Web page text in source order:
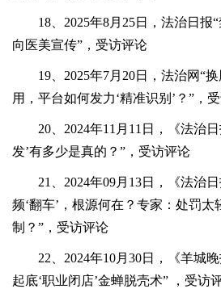
18、2025年8月25日，法治日报
向医美宣传”，受访评论
19、2025年7月20日，法治网“
用，平台如何发力‘精准识别’？”，
20、2024年11月11日，《法治
发’有多少是真的？”，受访评论
21、2024年09月13日，《法治
频‘翻车’，根源何在？专家：处罚
制？”，受访评论
22、2024年10月30日，《羊城
起底‘职业闭店’金蝉脱壳术” ，受访